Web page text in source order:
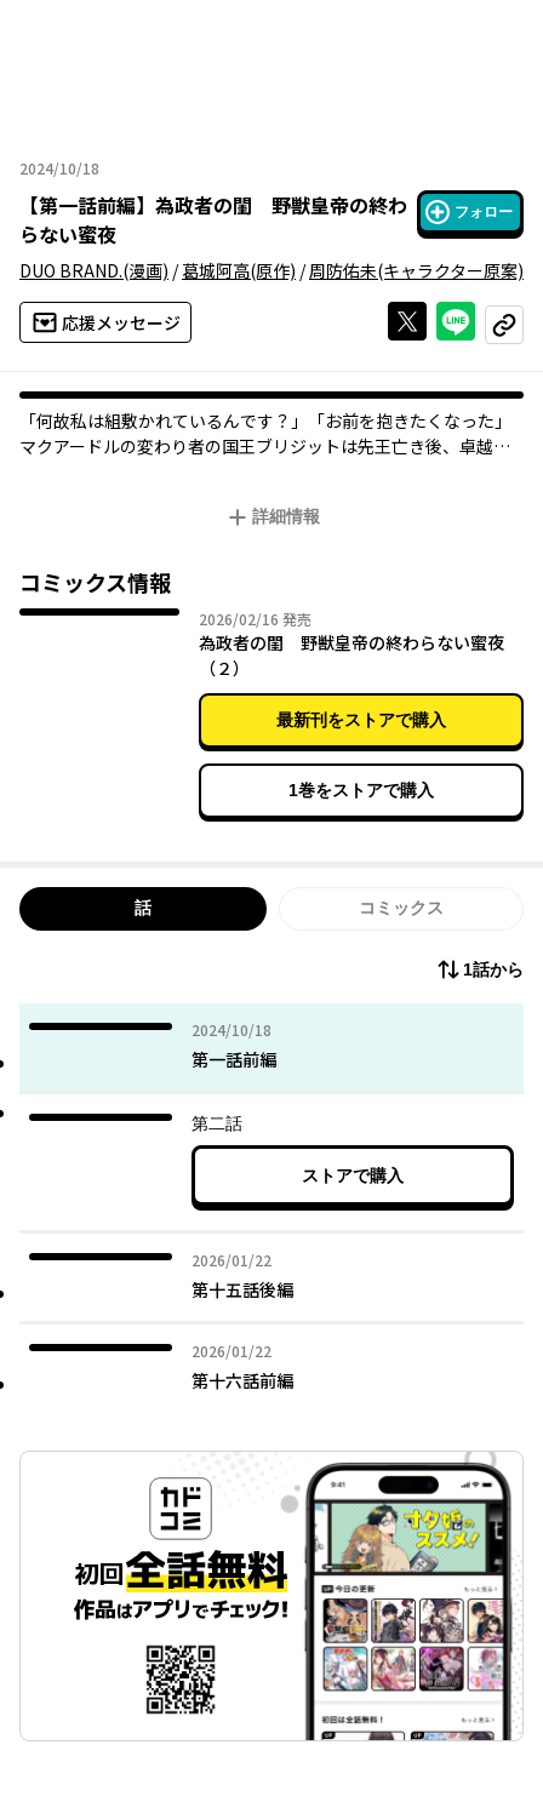
2024/10/18
2024年10月18日
【第一話前編】 為政者の閨 野獣皇帝の終わ
らない蜜夜
フォロー
DUO BRAND.(漫画) /葛城阿高(原作) /周防佑未(キャラクター原案)
応援メッセージ Xで投稿する
ライン
コピー
「何故私は組敷かれているんです？」「お前を抱きたくなった」
マクアードルの変わり者の国王ブリジットは先王亡き後、卓越し
きまくる男装の女王だった。
帝ブレスがやってくる。しぶしぶ臨んだ会見の翌日、羽を伸ばそ
うと女装姿で祭りに出かけたところ、なんとブレスに遭遇し正体
しかもその後、何故かブレスから執拗に結婚を迫られることに――。
政略結婚に応じたブリジットだが、初日から連日連夜ブレスが閨
に通い詰めで寝かせてくれず、しかも超絶倫で？
男装女王と冷酷無情な皇帝による支配者同士の濃厚な夜（バト
詳細情報
コミックス情報
2026/02/16 2026年02月16日
発売
為政者の閨 野獣皇帝の終わらない蜜夜
（２）
最新刊をストアで購入
1巻をストアで購入
話 コミックス
1話から
2024/10/18
2024年10月18日
第一話前編
第二話
ストアで購入
2026/01/22
2026年01月22日
第十五話後編
2026/01/22
2026年01月22日
第十六話前編